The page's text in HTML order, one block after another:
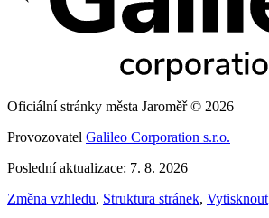
Oficiální stránky města Jaroměř © 2026
Provozovatel Galileo Corporation s.r.o.
Poslední aktualizace: 7. 8. 2026
Změna vzhledu, Struktura stránek, Vytisknout